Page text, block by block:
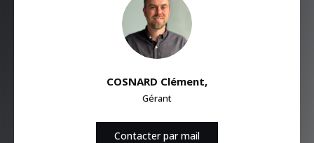
COSNARD Clément,
Gérant
Contacter par mail